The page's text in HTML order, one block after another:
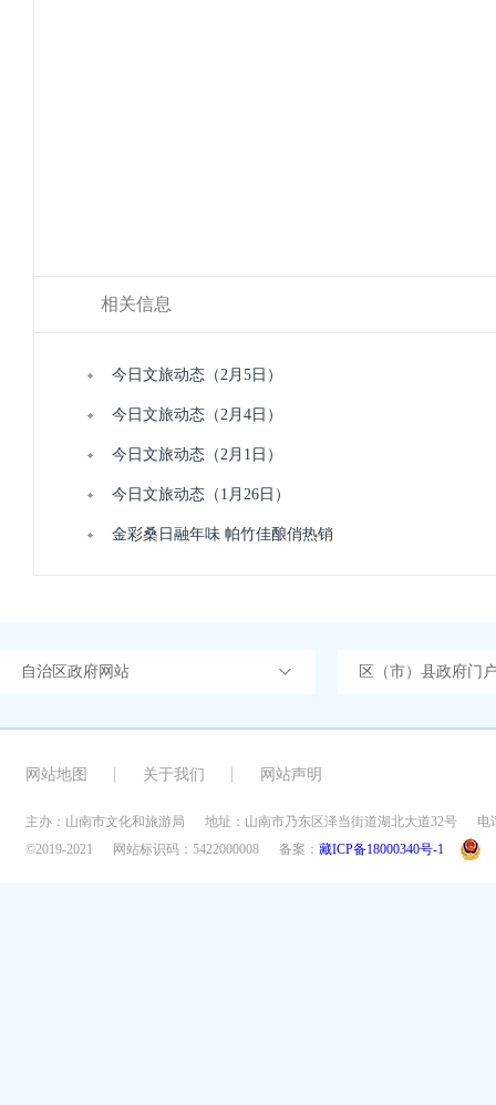
相关信息
今日文旅动态（2月5日）
今日文旅动态（2月4日）
今日文旅动态（2月1日）
今日文旅动态（1月26日）
金彩桑日融年味 帕竹佳酿俏热销
自治区政府网站 区（市）县政府门
网站地图 关于我们 网站声明
主办：山南市文化和旅游局 地址：山南市乃东区泽当街道湖北大道32号
电
©2019-2021
网站标识码：5422000008 备案： 藏ICP备18000340号-1